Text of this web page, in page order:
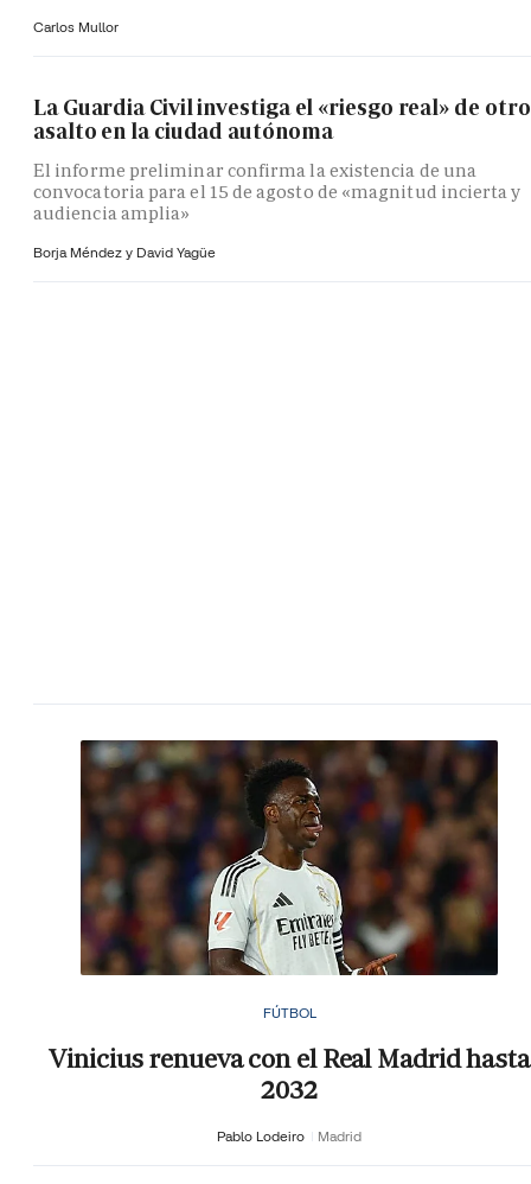
Carlos Mullor
La Guardia Civil investiga el «riesgo real» de otro
asalto en la ciudad autónoma
El informe preliminar confirma la existencia de una
convocatoria para el 15 de agosto de «magnitud incierta y
audiencia amplia»
Borja Méndez y David Yagüe
FÚTBOL
Vinicius renueva con el Real Madrid hasta
2032
Pablo Lodeiro Madrid